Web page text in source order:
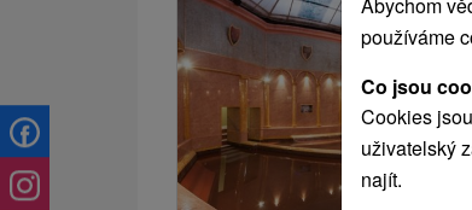
používáme
Co jsou
Cookies
uživatelský
najít.